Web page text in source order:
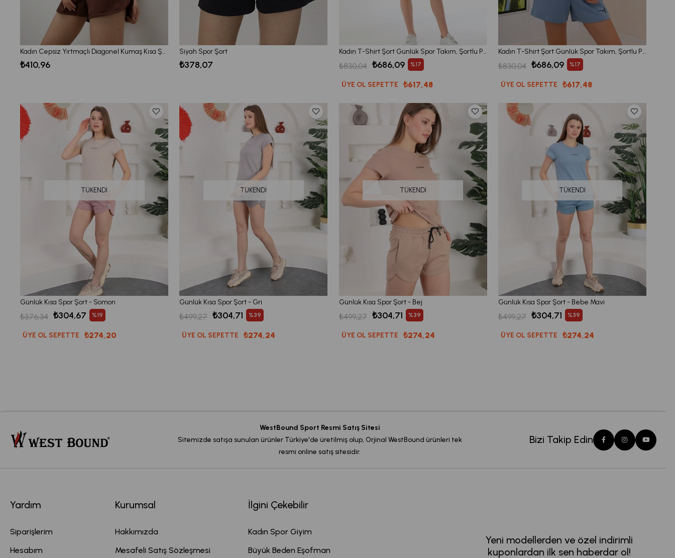
Kadın Cepsiz Yırtmaçlı Diagonel Kumaş Kısa Şort
₺410,96
Siyah Spor Şort
₺378,07
Kadın T-Shirt Şort Günlük Spor Takım, Şortlu Pijama Takımı Mint
ÜYE OL SEPETTE ₺617,48
₺686,09
₺830,04 %17
Kadın T-Shirt Şort Günlük Spor Takım, Şortlu Pijama Takımı Bebe Mavi
ÜYE OL SEPETTE ₺617,48
₺686,09
₺830,04 %17
TÜKENDI
Günlük Kısa Spor Şort - Somon
ÜYE OL SEPETTE ₺274,20
₺304,67
₺376,34 %19
TÜKENDI
Günlük Kısa Spor Şort - Gri
ÜYE OL SEPETTE ₺274,24
₺304,71
₺499,27 %39
TÜKENDI
Günlük Kısa Spor Şort - Bej
ÜYE OL SEPETTE ₺274,24
₺304,71
₺499,27 %39
TÜKENDI
Günlük Kısa Spor Şort - Bebe Mavi
ÜYE OL SEPETTE ₺274,24
₺304,71
₺499,27 %39
WestBound Sport Resmi Satış Sitesi
Sitemizde satışa sunulan ürünler Türkiye'de üretilmiş olup, Orjinal WestBound ürünleri tek
resmi online satış sitesidir.
Bizi Takip Edin
Yardım
Siparişlerim
Hesabım
Kurumsal
Hakkımızda
Mesafeli Satış Sözleşmesi
İlgini Çekebilir
Kadın Spor Giyim
Büyük Beden Eşofman
Yeni modellerden ve özel indirimli
kuponlardan ilk sen haberdar ol!